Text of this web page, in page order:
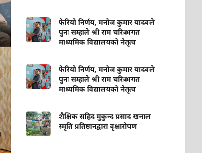
फेरियो निर्णय, मनोज कुमार यादवले
पुनः सम्हाले श्री राम चरित्र भगत
माध्यमिक विद्यालयको नेतृत्व
फेरियो निर्णय, मनोज कुमार यादवले
पुनः सम्हाले श्री राम चरित्र भगत
माध्यमिक विद्यालयको नेतृत्व
शैक्षिक सहिद मुकुन्द प्रसाद खनाल
स्मृति प्रतिष्ठानद्वारा वृक्षारोपण